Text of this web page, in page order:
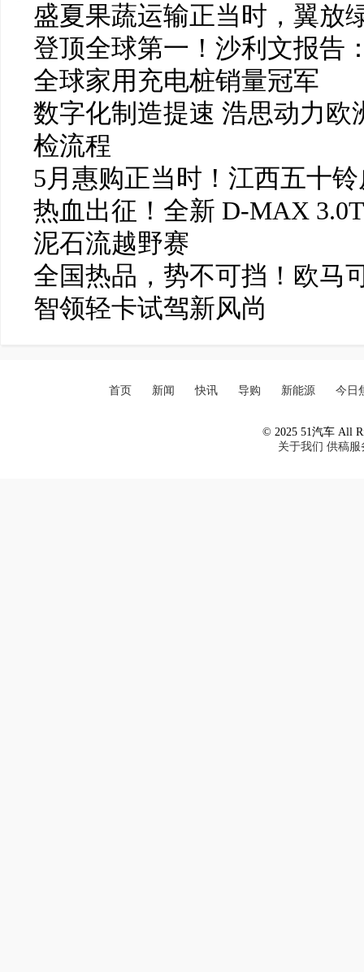
盛夏果蔬运输正当时，翼放
登顶全球第一！沙利文报告
全球家用充电桩销量冠军
数字化制造提速 浩思动力
检流程
5月惠购正当时！江西五十
热血出征！全新 D-MAX
泥石流越野赛
全国热品，势不可挡！欧马
智领轻卡试驾新风尚
首页 新闻 快讯 导购 新能源 今日
© 2025 51汽车 All
关于我们 供稿服